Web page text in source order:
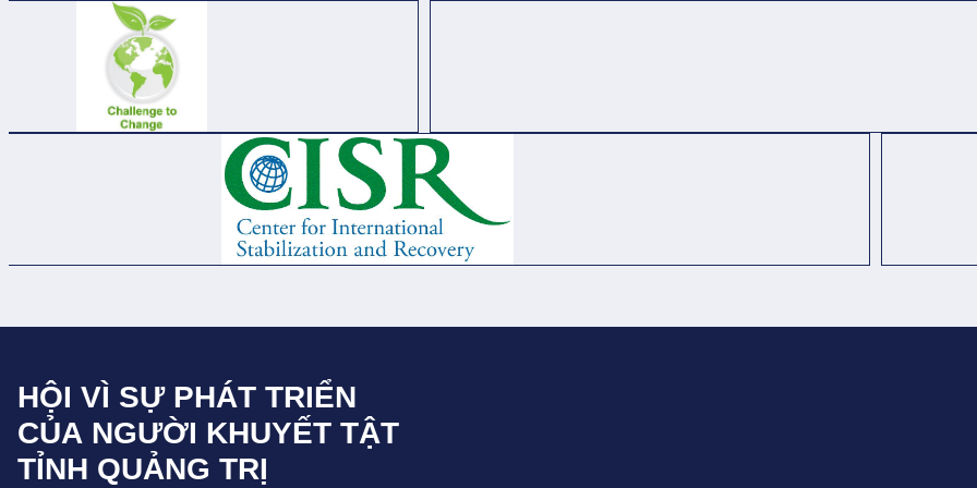
BÁU CỦA IRISH AID
HỘI VÌ SỰ PHÁT TRIỂN
CỦA NGƯỜI KHUYẾT TẬT
TỈNH QUẢNG TRỊ